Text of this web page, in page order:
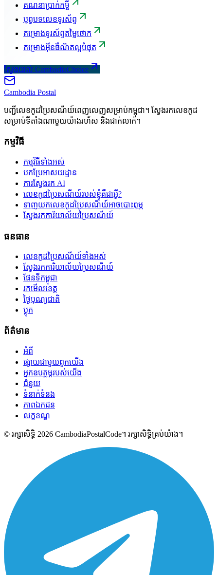
គណនាប្រាក់កម្ចី
បុព្វបទលេខទូរស័ព្ទ
គម្រោងទូរស័ព្ទតម្លៃថោក
គម្រោងអ៊ីនធឺណិតល្អបំផុត
ស្វែងយល់ CambodiaChoice
Cambodia Postal
បញ្ជីលេខកូដប្រៃសណីយ៍ពេញលេញសម្រាប់កម្ពុជា។ ស្វែងរកលេខកូដ
សម្រាប់ទីតាំងណាមួយយ៉ាងរហ័ស និងជាក់លាក់។
កម្មវិធី
កម្មវិធីទាំងអស់
បកប្រែអាសយដ្ឋាន
ការស្វែងរក AI
លេខកូដប្រៃសណីយ៍របស់ខ្ញុំគឺជាអ្វី?
ទាញយកលេខកូដប្រៃសណីយ៍អាចបោះពុម្ភ
ស្វែងរកការិយាល័យប្រៃសណីយ៍
ធនធាន
លេខកូដប្រៃសណីយ៍ទាំងអស់
ស្វែងរកការិយាល័យប្រៃសណីយ៍
ផែនទីកម្ពុជា
រកមើលខេត្ត
ថ្ងៃបុណ្យជាតិ
ប្លុក
ព័ត៌មាន
អំពី
ផ្សាយជាមួយពួកយើង
អ្នកឧបត្ថម្ភរបស់យើង
ជំនួយ
ទំនាក់ទំនង
ភាពឯកជន
លក្ខខណ្ឌ
© រក្សាសិទ្ធិ 2026 CambodiaPostalCode។ រក្សាសិទ្ធិគ្រប់យ៉ាង។